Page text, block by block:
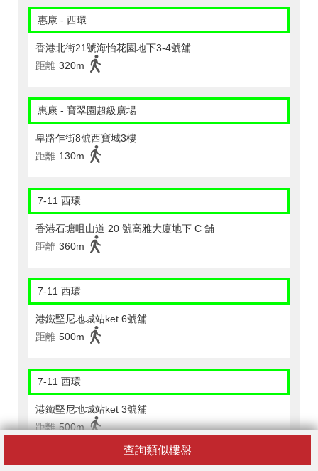
查詢類似樓盤
惠康 - 西環
香港北街21號海怡花園地下3-4號舖
距離 320m
惠康 - 寶翠園超級廣場
卑路乍街8號西寶城3樓
距離 130m
7-11 西環
香港石塘咀山道 20 號高雅大廈地下 C 舖
距離 360m
7-11 西環
港鐵堅尼地城站ket 6號舖
距離 500m
7-11 西環
港鐵堅尼地城站ket 3號舖
距離 500m